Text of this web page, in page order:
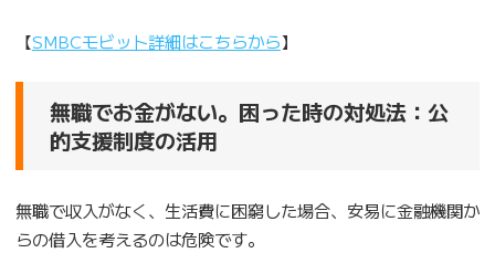
【SMBCモビット詳細はこちらから】
無職でお金がない。困った時の対処法：公
的支援制度の活用
無職で収入がなく、生活費に困窮した場合、安易に金融機関か
らの借入を考えるのは危険です。